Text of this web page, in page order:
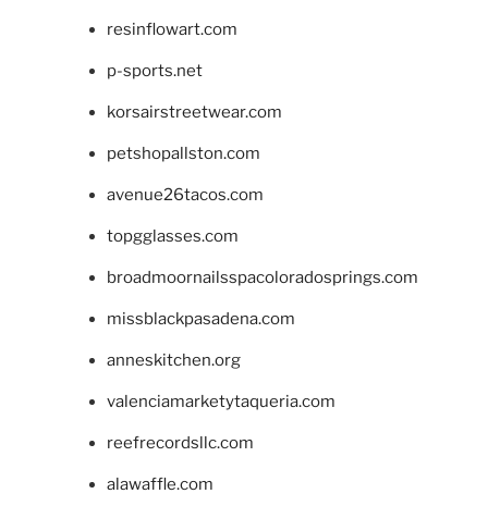
resinflowart.com
p-sports.net
korsairstreetwear.com
petshopallston.com
avenue26tacos.com
topgglasses.com
broadmoornailsspacoloradosprings.com
missblackpasadena.com
anneskitchen.org
valenciamarketytaqueria.com
reefrecordsllc.com
alawaffle.com